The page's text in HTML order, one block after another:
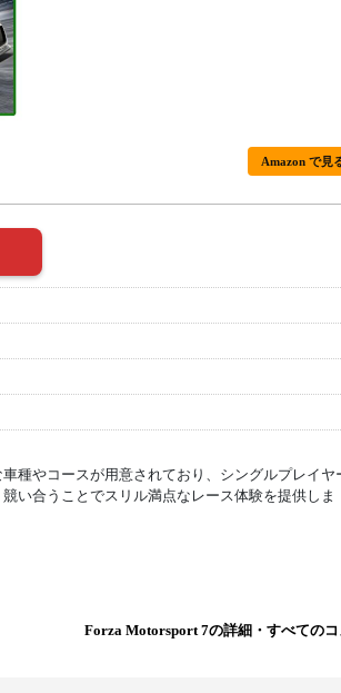
Amazon で見
種やコースが用意されており、シングルプレイヤ
い合うことでスリル満点なレース体験を提供しま
Forza Motorsport 7の詳細・すべての